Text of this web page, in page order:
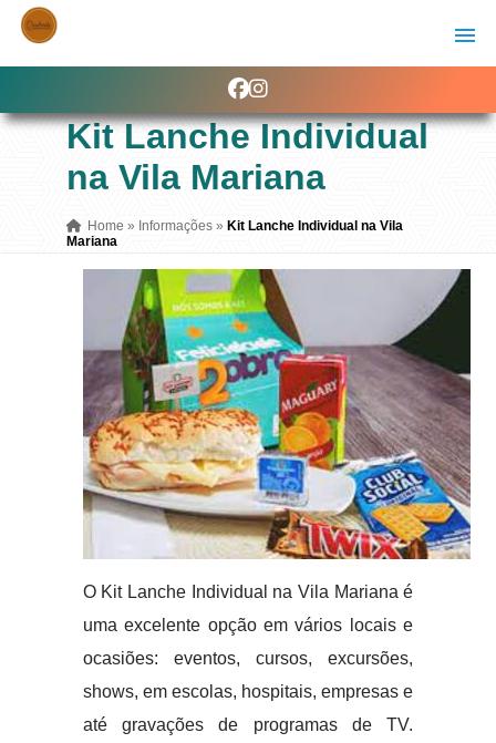
Kit Lanche Individual
na Vila Mariana
Home » Informações » Kit Lanche Individual na Vila
Mariana
O Kit Lanche Individual na Vila Mariana é
uma excelente opção em vários locais e
ocasiões: eventos, cursos, excursões,
shows, em escolas, hospitais, empresas e
até gravações de programas de TV.